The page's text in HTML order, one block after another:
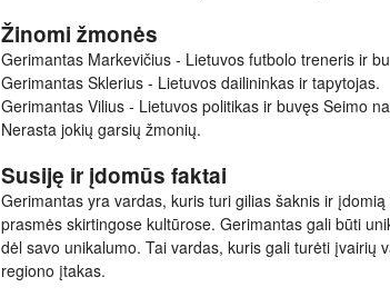
Žinomi žmonės
Gerimantas Markevičius - Lietuvos futbolo treneris ir
Gerimantas Sklerius - Lietuvos dailininkas ir tapytojas.
Gerimantas Vilius - Lietuvos politikas ir buvęs Seimo
Nerasta jokių garsių žmonių.
Susiję ir įdomūs faktai
Gerimantas yra vardas, kuris turi gilias šaknis ir
prasmės skirtingose kultūrose. Gerimantas gali būti
dėl savo unikalumo. Tai vardas, kuris gali turėti įvairių
regiono įtakas.